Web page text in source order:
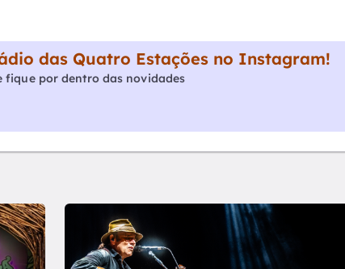
das Quatro Estações no Instagram!
fique por dentro das novidades